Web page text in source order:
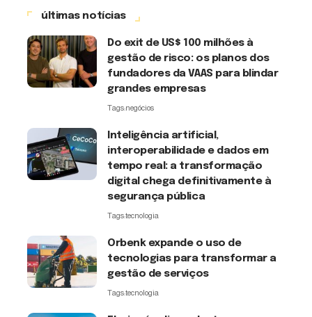
últimas notícias
Do exit de US$ 100 milhões à
gestão de risco: os planos dos
fundadores da VAAS para blindar
grandes empresas
Tags:negócios
Inteligência artificial,
interoperabilidade e dados em
tempo real: a transformação
digital chega definitivamente à
segurança pública
Tags:tecnologia
Orbenk expande o uso de
tecnologias para transformar a
gestão de serviços
Tags:tecnologia